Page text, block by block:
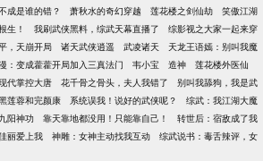
成是谁的错？ 萧秋水的奇幻穿越 莲花楼之剑仙劫
笑傲江湖
生！ 我刷武侠黑料，综武天幕直播了
综影视之大家一起来穿
，天崩开局 诸天武侠逍遥 武凌诸天
天龙王语嫣：别叫我魔
：变成藿藿开局加入三真法门 韦小宝 造神
莲花楼外医仙
代掌控大唐 花千骨之骨头，夫人我错了
别叫我舔狗，我是武
莲蓉和完颜康 系统误我！说好的武侠呢？
综武：我江湖大魔
阳神功 靠天靠地都没用！只能靠自己！
转世后：宿敌成了我
丽爱上我 神雕：女神主动找我互动
综武说书：毒舌辣评，女